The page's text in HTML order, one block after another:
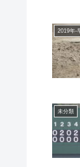
2019年-
未分類